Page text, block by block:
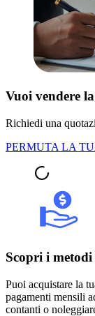
Vuoi vendere
Richiedi una
PERMUTA LA
Scopri i
Puoi acquistare la
pagamenti mensili
contanti o